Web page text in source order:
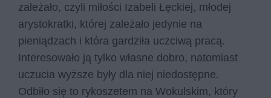
zależało, czyli miłości Izabeli Łęckiej, młodej
arystokratki, której zależało jedynie na
pieniądzach i która gardziła uczciwą pracą.
Interesowało ją tylko własne dobro, natomiast
uczucia wyższe były dla niej niedostępne.
Odbiło się to rykoszetem na Wokulskim, który